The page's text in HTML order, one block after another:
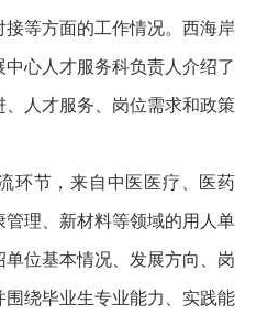
等方面的工作情况。西海岸
心人才服务科负责人介绍了
、人才服务、岗位需求和政策
环节，来自中医医疗、医药
理、新材料等领域的用人单
位基本情况、发展方向、岗
绕毕业生专业能力、实践能